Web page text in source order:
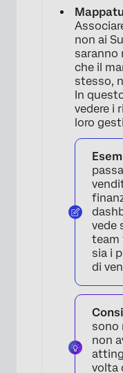
non ai
saranno
che il
stesso,
In
vedere i
loro
vede
team
sia i
di
sono
non
volta